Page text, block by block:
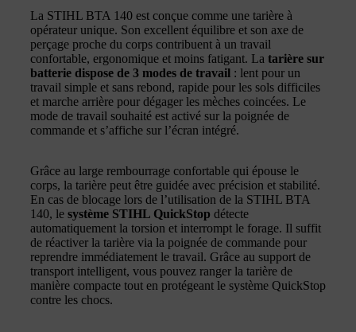
La STIHL BTA 140 est conçue comme une tarière à
opérateur unique. Son excellent équilibre et son axe de
perçage proche du corps contribuent à un travail
confortable, ergonomique et moins fatigant. La tarière sur
batterie dispose de 3 modes de travail : lent pour un
travail simple et sans rebond, rapide pour les sols difficiles
et marche arrière pour dégager les mèches coincées. Le
mode de travail souhaité est activé sur la poignée de
commande et s’affiche sur l’écran intégré.
Grâce au large rembourrage confortable qui épouse le
corps, la tarière peut être guidée avec précision et stabilité.
En cas de blocage lors de l’utilisation de la STIHL BTA
140, le système STIHL QuickStop détecte
automatiquement la torsion et interrompt le forage. Il suffit
de réactiver la tarière via la poignée de commande pour
reprendre immédiatement le travail. Grâce au support de
transport intelligent, vous pouvez ranger la tarière de
manière compacte tout en protégeant le système QuickStop
contre les chocs.